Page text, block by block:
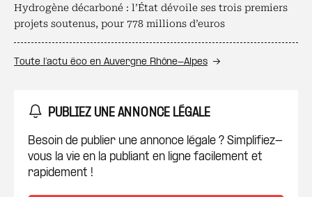
Hydrogène décarboné : l’État dévoile ses trois premiers
projets soutenus, pour 778 millions d’euros
Toute l’actu éco en Auvergne Rhône-Alpes
PUBLIEZ UNE ANNONCE LÉGALE
Besoin de publier une annonce légale ? Simplifiez-
vous la vie en la publiant en ligne facilement et
rapidement !